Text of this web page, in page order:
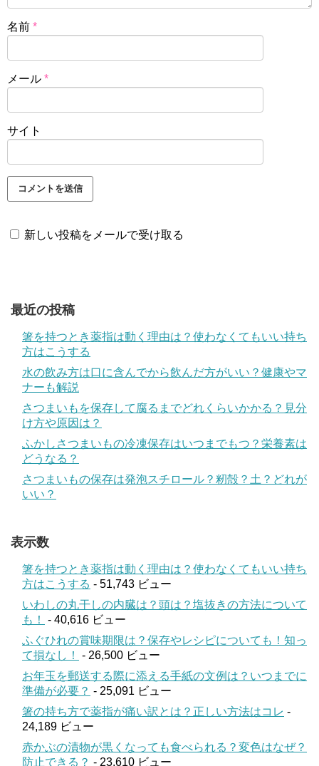
名前 *
メール *
サイト
新しい投稿をメールで受け取る
最近の投稿
箸を持つとき薬指は動く理由は？使わなくてもいい持ち
方はこうする
水の飲み方は口に含んでから飲んだ方がいい？健康やマ
ナーも解説
さつまいもを保存して腐るまでどれくらいかかる？見分
け方や原因は？
ふかしさつまいもの冷凍保存はいつまでもつ？栄養素は
どうなる？
さつまいもの保存は発泡スチロール？籾殻？土？どれが
いい？
表示数
箸を持つとき薬指は動く理由は？使わなくてもいい持ち
方はこうする - 51,743 ビュー
いわしの丸干しの内臓は？頭は？塩抜きの方法について
も！
- 40,616 ビュー
ふぐひれの賞味期限は？保存やレシピについても！知っ
て損なし！
- 26,500 ビュー
お年玉を郵送する際に添える手紙の文例は？いつまでに
準備が必要？ - 25,091 ビュー
箸の持ち方で薬指が痛い訳とは？正しい方法はコレ -
24,189 ビュー
赤かぶの漬物が黒くなっても食べられる？変色はなぜ？
防止できる？ - 23,610 ビュー